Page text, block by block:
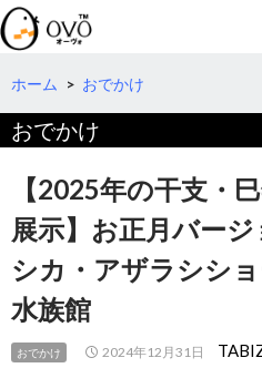
検
索
コ
テ
ツ
へ
ホーム > おでかけ
おでかけ
【2025年の干支・
展示】お正月バー
シカ・アザラシシ
水族館
おでかけ 2024年12月31日